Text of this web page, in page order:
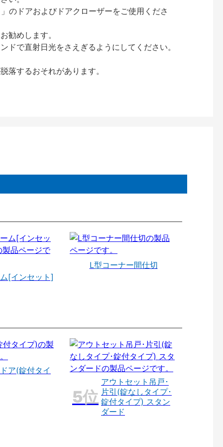
のドアおよびドアクローザーをご使用くださ
勧めします。
で直射日光をさえぎるようにしてください。
落するおそれがあります。
[インセット]
L型コーナー間仕切
ア(錠付タイ
アウトセット吊戸･
片引(錠なしタイプ･
錠付タイプ) スタン
ダード